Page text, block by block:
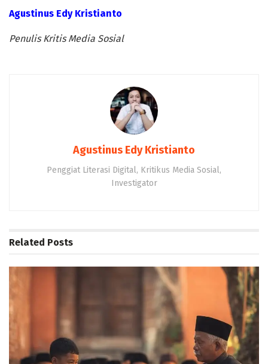
Agustinus Edy Kristianto
Penulis Kritis Media Sosial
Agustinus Edy Kristianto
Penggiat Literasi Digital, Kritikus Media Sosial,
Investigator
Related Posts